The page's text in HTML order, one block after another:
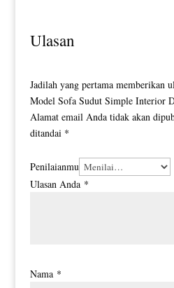
Ulasan
Jadilah yang pertama memberikan
Model Sofa Sudut Simple Interior
Alamat email Anda tidak akan
ditandai *
Penilaianmu
Ulasan Anda *
Nama *